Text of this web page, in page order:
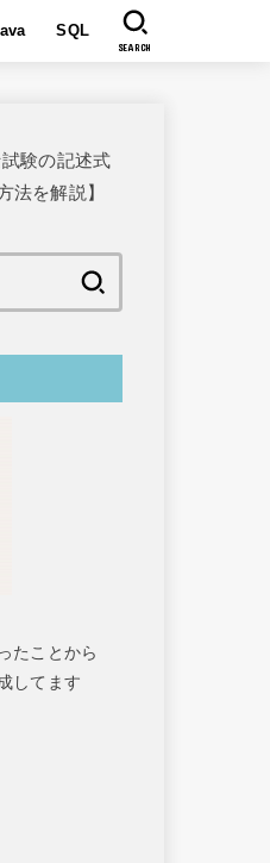
SQL
SEARCH
験の記述式
法を解説】
たことから
してます